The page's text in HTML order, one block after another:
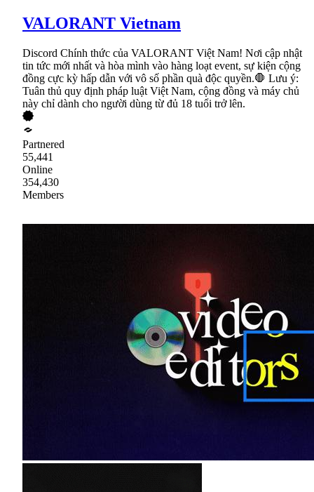
VALORANT Vietnam
Discord Chính thức của VALORANT Việt Nam! Nơi cập nhật
tin tức mới nhất và hòa mình vào hàng loạt event, sự kiện cộng
đồng cực kỳ hấp dẫn với vô số phần quà độc quyền.🛑 Lưu ý:
Tuân thủ quy định pháp luật Việt Nam, cộng đồng và máy chủ
này chỉ dành cho người dùng từ đủ 18 tuổi trở lên.
Partnered
55,441
Online
354,430
Members